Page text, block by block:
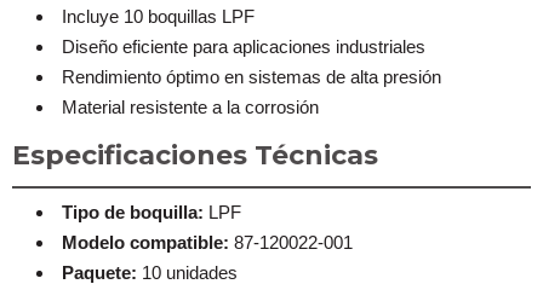
Incluye 10 boquillas LPF
Diseño eficiente para aplicaciones industriales
Rendimiento óptimo en sistemas de alta presión
Material resistente a la corrosión
Especificaciones Técnicas
Tipo de boquilla: LPF
Modelo compatible: 87-120022-001
Paquete: 10 unidades